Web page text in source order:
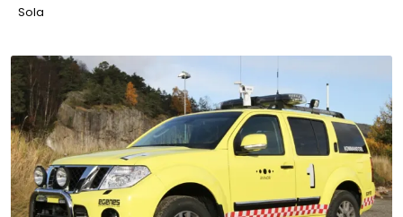
Sola
Reservedeler
Nyheter
Om oss
Kvalitet og miljø